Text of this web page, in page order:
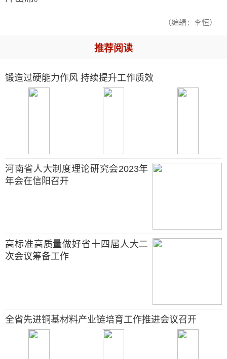
（编辑：李恒）
推荐阅读
锻造过硬能力作风 持续提升工作质效
河南省人大制度理论研究会2023年
年会在信阳召开
高标准高质量做好省十四届人大二
次会议筹备工作
全省先进铜基材料产业链培育工作推进会议召开